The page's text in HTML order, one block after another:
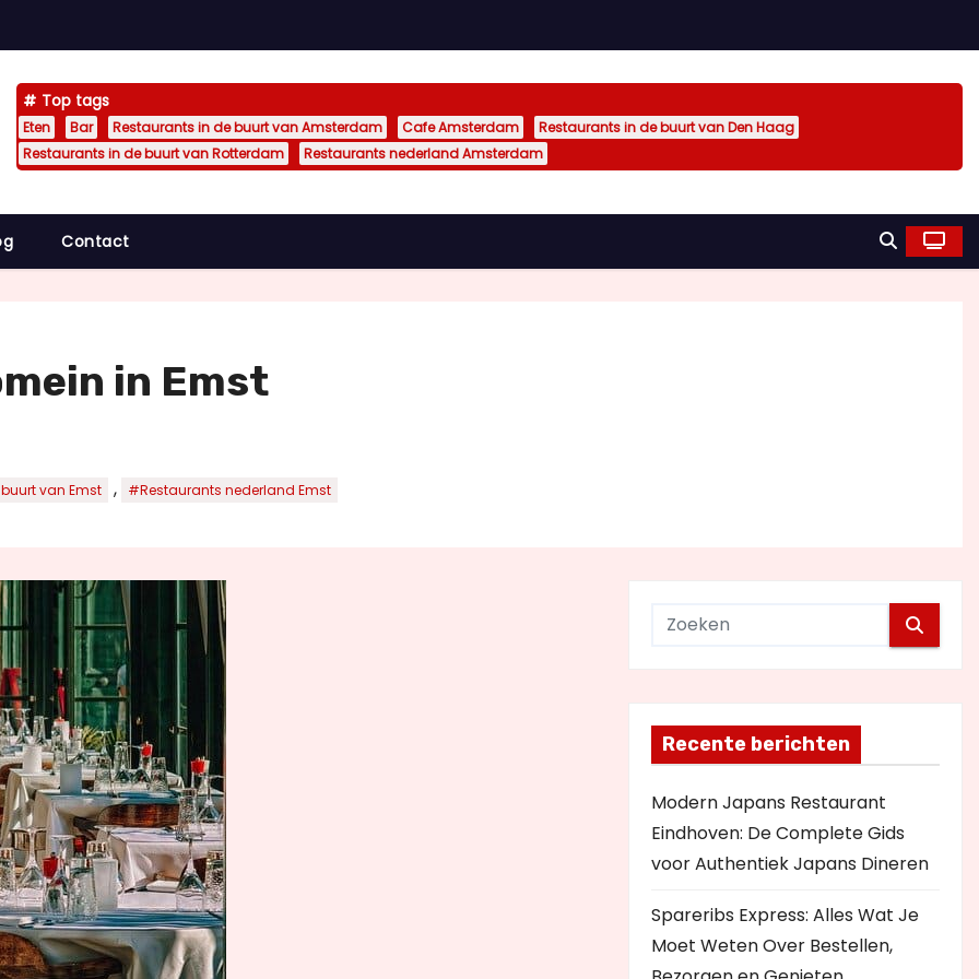
Top tags
Eten Bar Restaurants in de buurt van Amsterdam Cafe Amsterdam
Restaurants in de buurt van Den Haag
Restaurants in de buurt van Rotterdam
Restaurants nederland Amsterdam
Contact
in Emst
van Emst , #Restaurants nederland Emst
Recente berichten
Modern Japans Restaurant
Eindhoven: De Complete Gids
voor Authentiek Japans Dineren
Spareribs Express: Alles Wat Je
Moet Weten Over Bestellen,